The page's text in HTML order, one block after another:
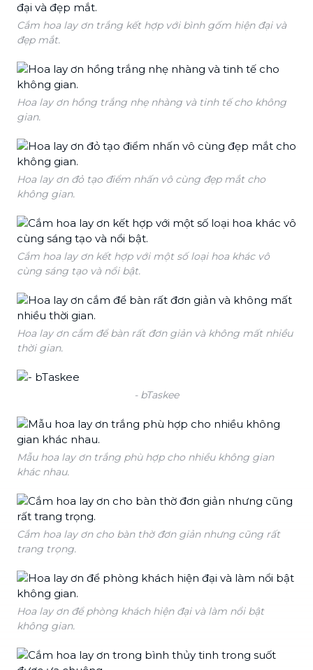
Cắm hoa lay ơn trắng kết hợp với bình gốm hiện đại và
đẹp mắt.
Hoa lay ơn hồng trắng nhẹ nhàng và tinh tế cho không
gian.
Hoa lay ơn đỏ tạo điểm nhấn vô cùng đẹp mắt cho
không gian.
Cắm hoa lay ơn kết hợp với một số loại hoa khác vô
cùng sáng tạo và nổi bật.
Hoa lay ơn cắm để bàn rất đơn giản và không mất nhiều
thời gian.
- bTaskee
Mẫu hoa lay ơn trắng phù hợp cho nhiều không gian
khác nhau.
Cắm hoa lay ơn cho bàn thờ đơn giản nhưng cũng rất
trang trọng.
Hoa lay ơn để phòng khách hiện đại và làm nổi bật
không gian.